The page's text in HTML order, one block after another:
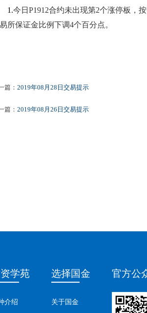
1 .今日 P1912合约未出现第2个涨停板，
所保证金比例下调4个百分点。
篇： 2019年08月28日交易提示
篇： 2019年08月26日交易提示
学苑
介绍
选择国金
关于国金
官方公